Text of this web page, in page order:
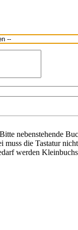
Bitte nebenstehende
muss die Tastatur
werden